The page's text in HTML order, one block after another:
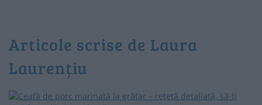
Articole scrise de Laura
Laurențiu